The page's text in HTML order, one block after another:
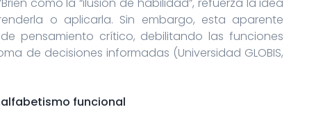
o aplicarla. Sin embargo, esta aparente
pensamiento crítico, debilitando las funciones
de decisiones informadas (Universidad GLOBIS,
funcional